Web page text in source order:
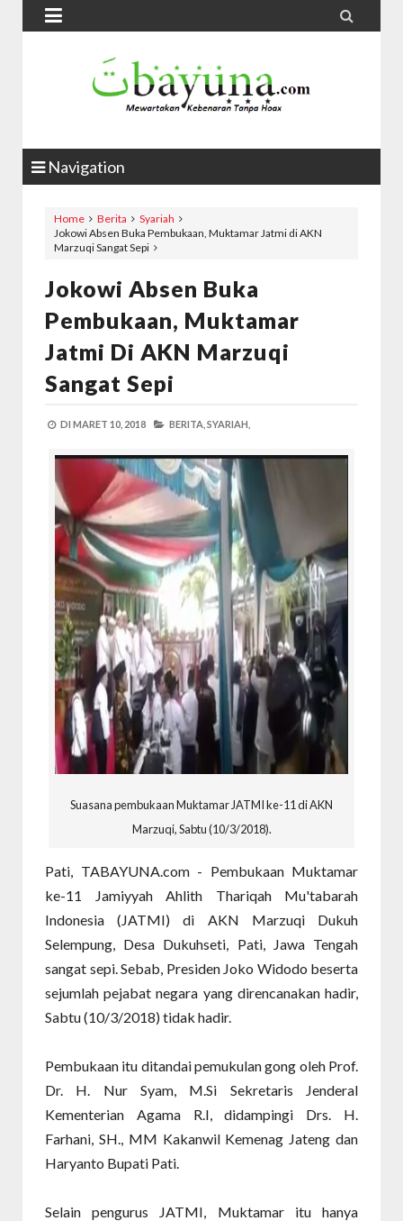
 
Navigation
Home Berita
Syariah
Jokowi Absen Buka Pembukaan, Muktamar Jatmi di AKN
Marzuqi Sangat Sepi
Jokowi Absen Buka
Pembukaan, Muktamar
Jatmi Di AKN Marzuqi
Sangat Sepi
DI MARET 10, 2018 BERITA, SYARIAH,
Suasana pembukaan Muktamar JATMI ke-11 di AKN
Marzuqi, Sabtu (10/3/2018).
Pati, TABAYUNA.com - Pembukaan Muktamar
ke-11 Jamiyyah Ahlith Thariqah Mu'tabarah
Indonesia (JATMI) di AKN Marzuqi Dukuh
Selempung, Desa Dukuhseti, Pati, Jawa Tengah
sangat sepi. Sebab, Presiden Joko Widodo beserta
sejumlah pejabat negara yang direncanakan hadir,
Sabtu (10/3/2018) tidak hadir.
Pembukaan itu ditandai pemukulan gong oleh Prof.
Dr. H. Nur Syam, M.Si Sekretaris Jenderal
Kementerian Agama R.I, didampingi Drs. H.
Farhani, SH., MM Kakanwil Kemenag Jateng dan
Haryanto Bupati Pati.
Selain pengurus JATMI, Muktamar itu hanya